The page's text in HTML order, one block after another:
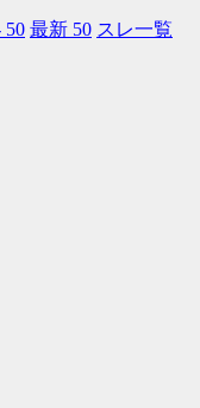
50 最新 50 スレ一覧